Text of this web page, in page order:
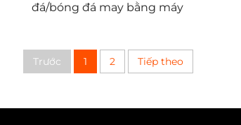
đá/bóng đá may bằng máy
Trước 1 2 Tiếp theo